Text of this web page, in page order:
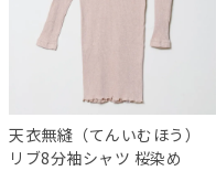
天衣無縫（てんいむほう）
リブ8分袖シャツ 桜染め